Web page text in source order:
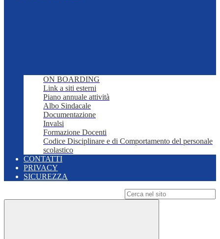
ON BOARDING
Link a siti esterni
Piano annuale attività
Albo Sindacale
Documentazione
Invalsi
Formazione Docenti
Codice Disciplinare e di Comportamento del personale
scolastico
CONTATTI
PRIVACY
SICUREZZA